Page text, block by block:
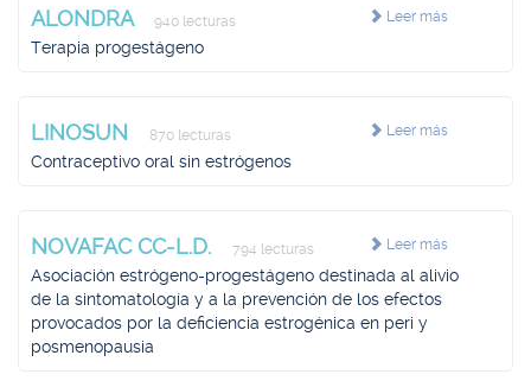
Leer más
ALONDRA 940 lecturas
Terapia progestágeno
Leer más
LINOSUN 870 lecturas
Contraceptivo oral sin estrógenos
Leer más
NOVAFAC CC-L.D. 794 lecturas
Asociación estrógeno-progestágeno destinada al alivio
de la sintomatología y a la prevención de los efectos
provocados por la deficiencia estrogénica en peri y
posmenopausia